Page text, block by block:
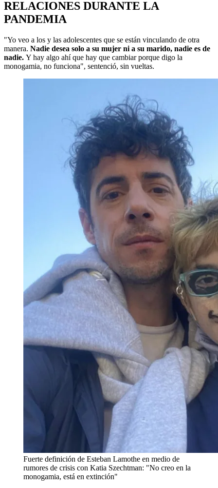
RELACIONES DURANTE LA
PANDEMIA
"Yo veo a los y las adolescentes que se están vinculando de otra
manera. Nadie desea solo a su mujer ni a su marido, nadie es de
nadie. Y hay algo ahí que hay que cambiar porque digo la
monogamia, no funciona", sentenció, sin vueltas.
Fuerte definición de Esteban Lamothe en medio de
rumores de crisis con Katia Szechtman: "No creo en la
monogamia, está en extinción"